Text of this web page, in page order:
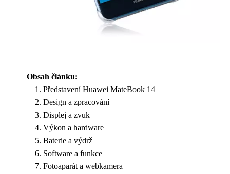
Obsah článku:
Představení Huawei MateBook 14
Design a zpracování
Displej a zvuk
Výkon a hardware
Baterie a výdrž
Software a funkce
Fotoaparát a webkamera